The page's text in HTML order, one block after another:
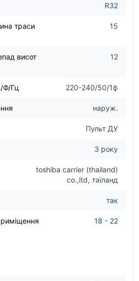
R32
траси
15
висот
12
Ф/Гц 220-240/50/1ф
наруж.
Пульт ДУ
3 року
toshiba carrier (thailand)
co.,ltd, таїланд
так
18 - 22